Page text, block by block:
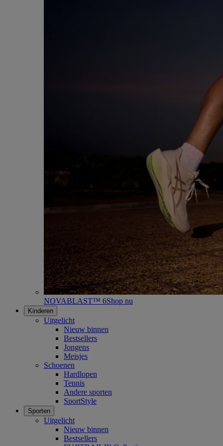
NOVABLAST™ 6Shop nu
Kinderen
Uitgelicht
Nieuw binnen
Bestsellers
Jongens
Meisjes
Schoenen
Hardlopen
Tennis
Andere sporten
SportStyle
Sporten
Uitgelicht
Nieuw binnen
Bestsellers